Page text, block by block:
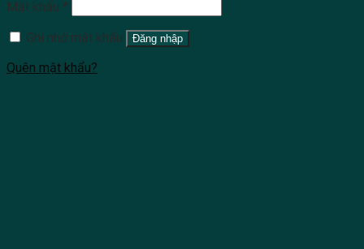
Mật khẩu *
Ghi nhớ mật khẩu
Đăng nhập
Quên mật khẩu?